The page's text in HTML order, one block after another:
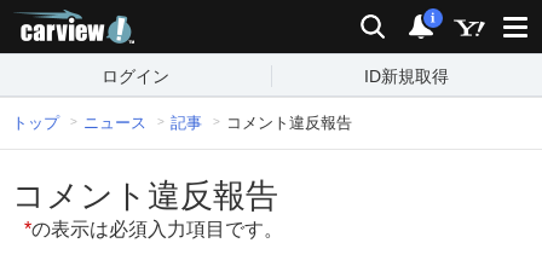
検索 通知
i
ログイン ID新規取得
トップ ニュース 記事 コメント違反報告
コメント違反報告
*の表示は必須入力項目です。